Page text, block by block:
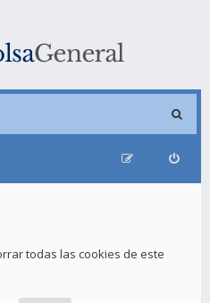
todas las cookies de este